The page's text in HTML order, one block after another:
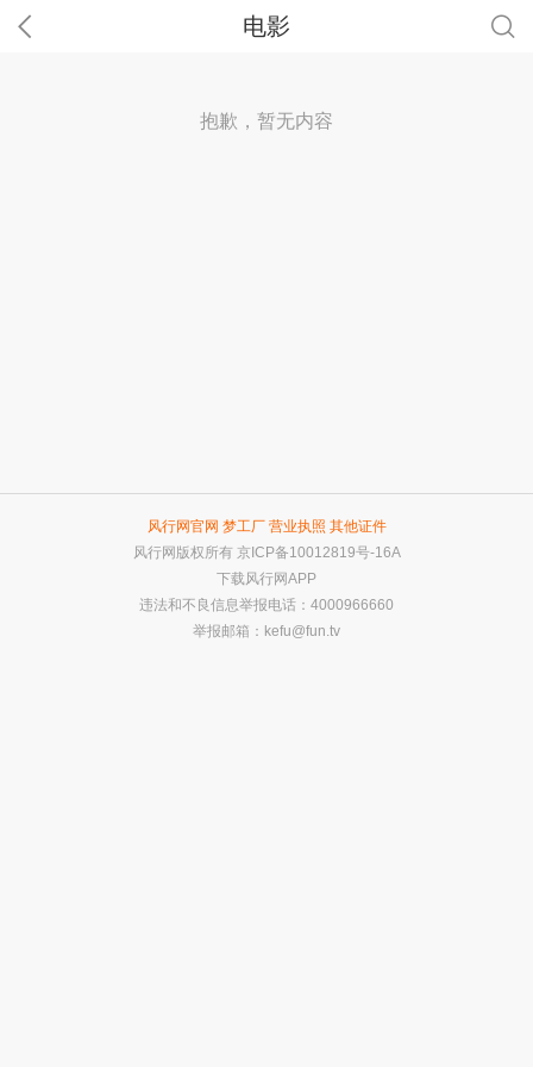
电影
抱歉，暂无内容
风行网官网 梦工厂 营业执照 其他证件
风行网版权所有 京ICP备10012819号-16A
下载风行网APP
违法和不良信息举报电话：4000966660
举报邮箱： kefu@fun.tv